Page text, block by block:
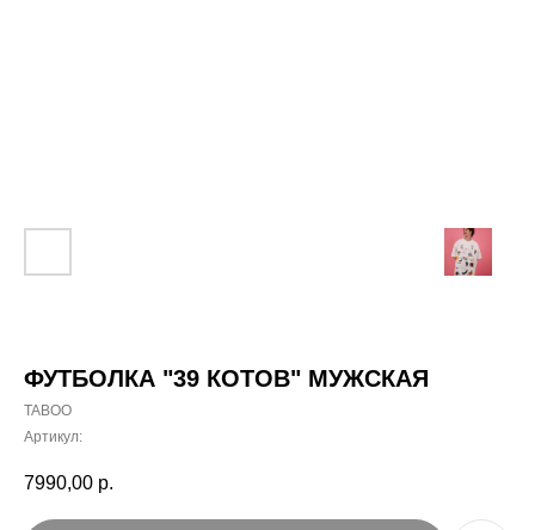
ФУТБОЛКА "39 КОТОВ" МУЖСКАЯ
TABOO
Артикул:
7990,00 р.